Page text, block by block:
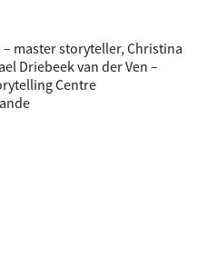
master storyteller, Christina
Driebeek van der Ven –
Centre